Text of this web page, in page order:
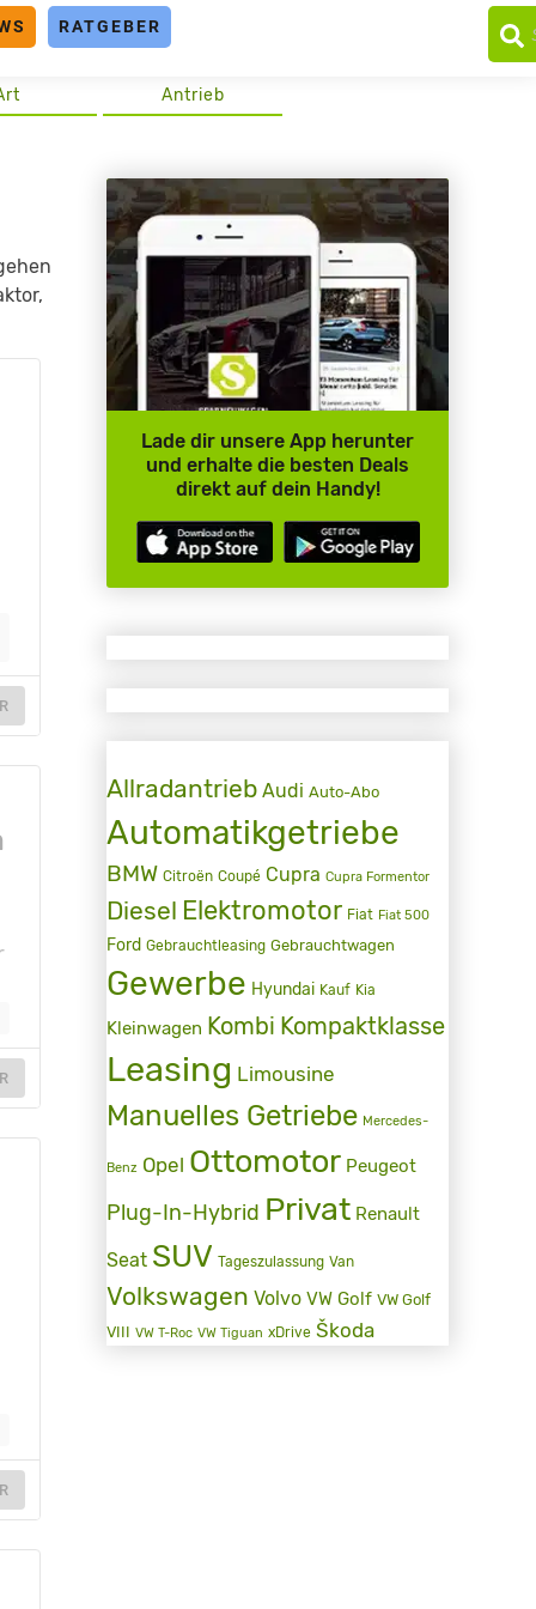
RATGEBER
Antrieb
Lade dir unsere App herunter
und erhalte die besten Deals
direkt auf dein Handy!
Allradantrieb Audi Auto-Abo
Automatikgetriebe
BMW Citroën Coupé Cupra Cupra Formentor
Diesel Elektromotor Fiat Fiat 500
Ford Gebrauchtleasing Gebrauchtwagen
Gewerbe Hyundai Kauf Kia
Kleinwagen Kombi Kompaktklasse
Leasing Limousine
Manuelles Getriebe Mercedes-
Benz Opel Ottomotor Peugeot
Plug-In-Hybrid Privat Renault
Seat SUV Tageszulassung Van
Volkswagen Volvo VW Golf VW Golf
VIII VW T-Roc VW Tiguan xDrive Škoda